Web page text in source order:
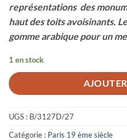
représentations des
haut des toits avoisinants.
gomme arabique pour un
1 en stock
UGS : B/3127D/27
Catégorie : Paris 19 ème siècle